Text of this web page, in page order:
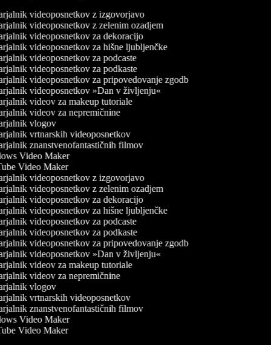
videoposnetkov z izgovorjavo
videoposnetkov z zelenim ozadjem
videoposnetkov za dekoracijo
videoposnetkov za hišne ljubljenčke
videoposnetkov za podcaste
videoposnetkov za podkaste
videoposnetkov za pripovedovanje zgodb
videoposnetkov »Dan v življenju«
videov za makeup tutoriale
videov za nepremičnine
vlogov
vrtnarskih videoposnetkov
znanstvenofantastičnih filmov
Video Maker
Video Maker
videoposnetkov z izgovorjavo
videoposnetkov z zelenim ozadjem
videoposnetkov za dekoracijo
videoposnetkov za hišne ljubljenčke
videoposnetkov za podcaste
videoposnetkov za podkaste
videoposnetkov za pripovedovanje zgodb
videoposnetkov »Dan v življenju«
videov za makeup tutoriale
videov za nepremičnine
vlogov
vrtnarskih videoposnetkov
znanstvenofantastičnih filmov
Video Maker
Video Maker